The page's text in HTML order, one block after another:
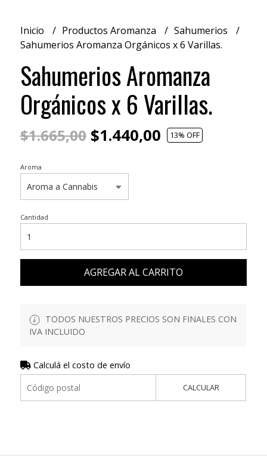
Inicio Productos Aromanza
Sahumerios
Sahumerios Aromanza Orgánicos x 6 Varillas.
Sahumerios Aromanza
Orgánicos x 6 Varillas.
$1.665,00$1.440,00 13% OFF
Aroma
Cantidad
AGREGAR AL CARRITO
TODOS NUESTROS PRECIOS SON FINALES CON
IVA INCLUIDO
Calculá el costo de envío
CALCULAR